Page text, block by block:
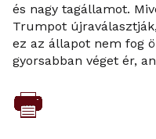
és nagy tagállamot.
Trumpot
ez az állapot nem fog
gyorsabban véget ér,